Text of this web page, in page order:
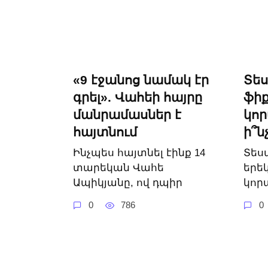
«9 էջանոց նամակ էր
գրել». Վահեի հայրը
մանրամասներ է
հայտնում
Ինչպես հայտնել էինք 14
տարեկան Վահե
Ապիկյանը, ով դպիր
0 786 0